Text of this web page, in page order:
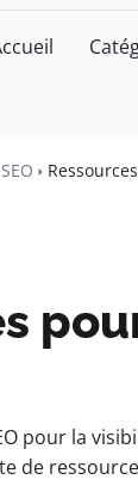
pour la
de